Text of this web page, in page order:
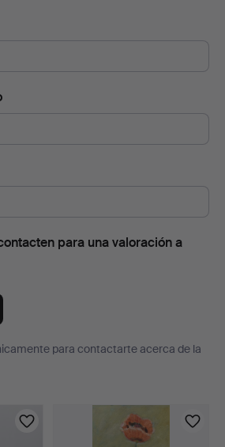
para una valoración a
para contactarte acerca de la